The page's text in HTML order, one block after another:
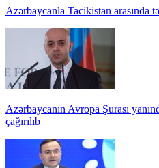
Azərbaycanla Tacikistan arasında
Azərbaycanın Avropa Şurası
çağırılıb